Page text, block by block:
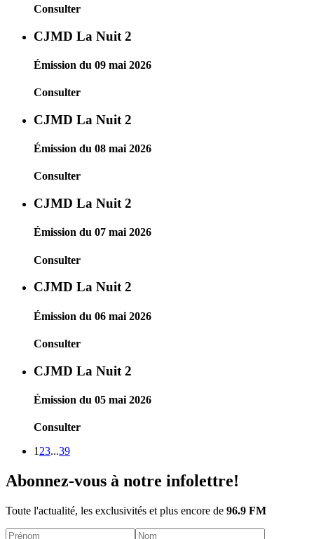
Consulter
CJMD La Nuit 2
Émission du 09 mai 2026
Consulter
CJMD La Nuit 2
Émission du 08 mai 2026
Consulter
CJMD La Nuit 2
Émission du 07 mai 2026
Consulter
CJMD La Nuit 2
Émission du 06 mai 2026
Consulter
CJMD La Nuit 2
Émission du 05 mai 2026
Consulter
1 23...39
Abonnez-vous à notre infolettre!
Toute l'actualité, les exclusivités et plus encore de 96.9 FM